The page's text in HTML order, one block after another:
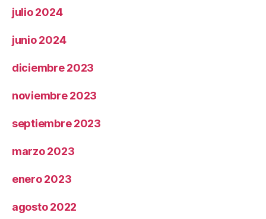
julio 2024
junio 2024
diciembre 2023
noviembre 2023
septiembre 2023
marzo 2023
enero 2023
agosto 2022